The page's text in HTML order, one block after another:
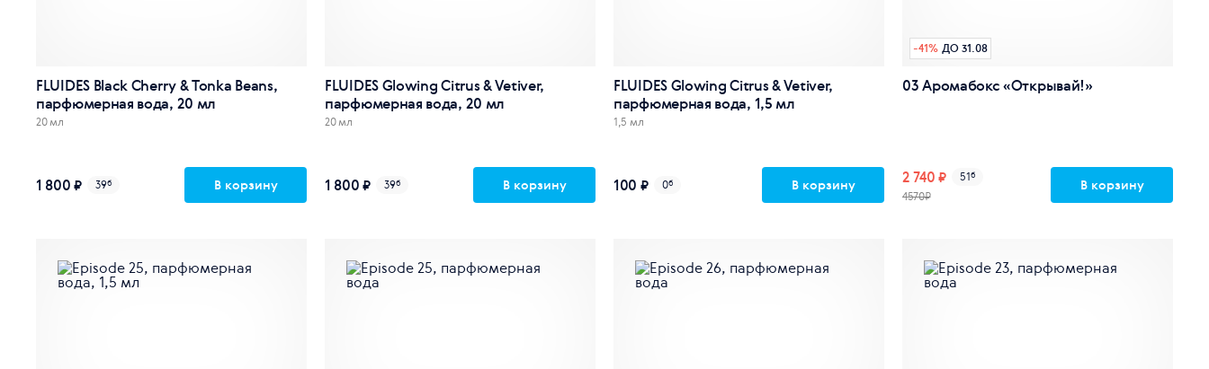
FLUIDES Black Cherry & Tonka Beans,
парфюмерная вода, 20 мл
20 мл
1 800 ₽ 39б В корзину
FLUIDES Glowing Citrus & Vetiver,
парфюмерная вода, 20 мл
20 мл
1 800 ₽ 39б В корзину
FLUIDES Glowing Citrus & Vetiver,
парфюмерная вода, 1,5 мл
1,5 мл
100 ₽ 0б В корзину
-41% ДО 31.08
03 Аромабокс «Открывай!»
2 740 ₽ 51б
4570₽
В корзину